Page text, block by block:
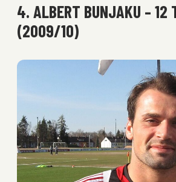
4. ALBERT BUNJAKU – 12
(2009/10)